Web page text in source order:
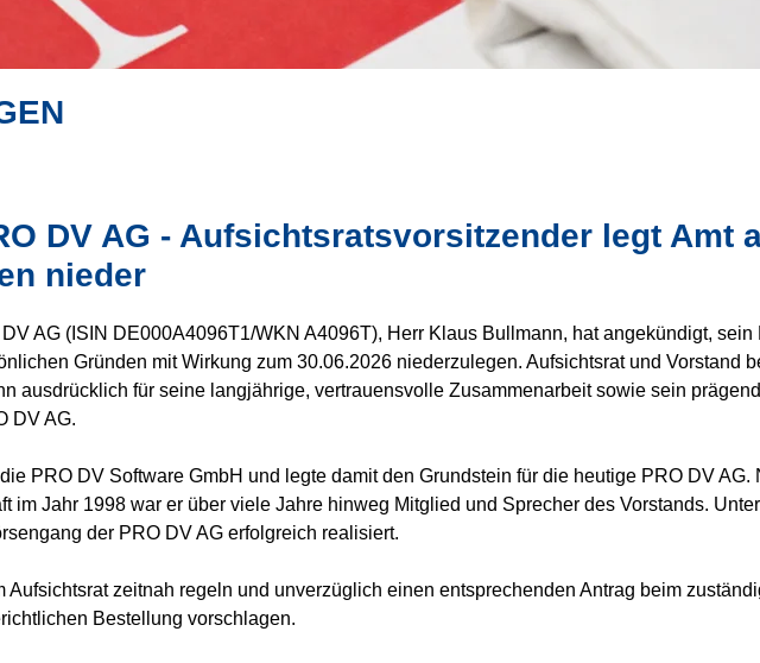
DV AG - Aufsichtsratsvorsitzender legt Amt
nieder
AG (ISIN DE000A4096T1/WKN A4096T), Herr Klaus Bullmann, hat angekündigt, sein
Gründen mit Wirkung zum 30.06.2026 niederzulegen. Aufsichtsrat und Vorstand
ausdrücklich für seine langjährige, vertrauensvolle Zusammenarbeit sowie sein
DV AG.
PRO DV Software GmbH und legte damit den Grundstein für die heutige PRO DV AG.
im Jahr 1998 war er über viele Jahre hinweg Mitglied und Sprecher des Vorstands.
der PRO DV AG erfolgreich realisiert.
zeitnah regeln und unverzüglich einen entsprechenden Antrag beim
Bestellung vorschlagen.